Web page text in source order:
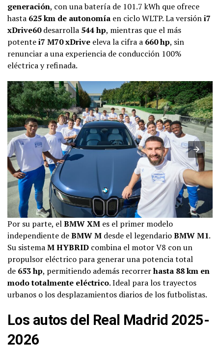
generación, con una batería de 101.7 kWh que ofrece
hasta 625 km de autonomía en ciclo WLTP. La versióni7
xDrive60desarrolla 544 hp, mientras que el más
potentei7 M70 xDrive eleva la cifra a 660 hp, sin
renunciar a una experiencia de conducción 100%
eléctrica y refinada.
Por su parte, elBMW XM es el primer modelo
independiente deBMW M desde el legendarioBMW M1.
Su sistemaM HYBRID combina el motor V8 con un
propulsor eléctrico para generar una potencia total
de 653 hp, permitiendo además recorrerhasta 88 km en
modo totalmente eléctrico. Ideal para los trayectos
urbanos o los desplazamientos diarios de los futbolistas.
Los autos del Real Madrid 2025-
2026